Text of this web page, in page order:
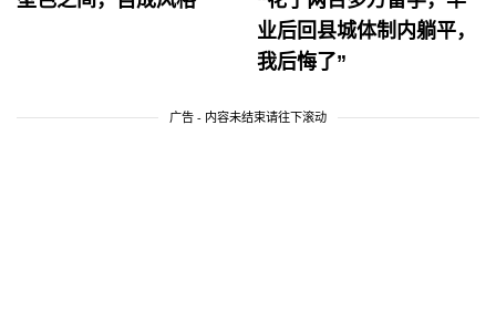
业后回县城体制内躺平，
我后悔了”
广告 - 内容未结束请往下滚动